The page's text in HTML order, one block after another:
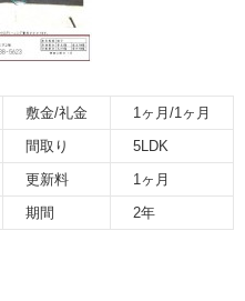
敷金/礼金
1ヶ月/1ヶ月
間取り
5LDK
更新料
1ヶ月
期間 2年